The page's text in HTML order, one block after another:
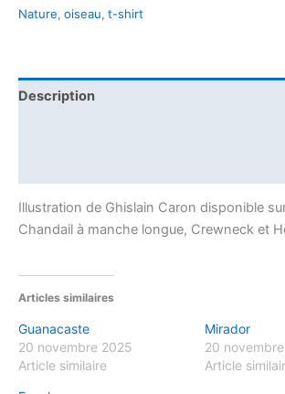
Nature, oiseau, t-shirt
Description
Illustration de Ghislain Caron disponible
Chandail à manche longue, Crewneck et
Articles similaires
Guanacaste
20 novembre 2025
Article similaire
Mirador
20
Article